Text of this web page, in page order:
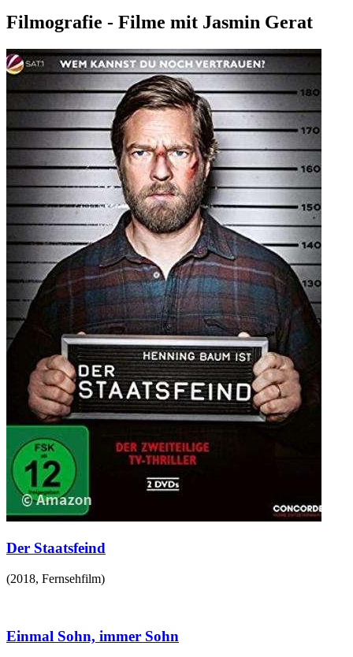
Filmografie - Filme mit Jasmin Gerat
Der Staatsfeind
(2018, Fernsehfilm)
Einmal Sohn, immer Sohn